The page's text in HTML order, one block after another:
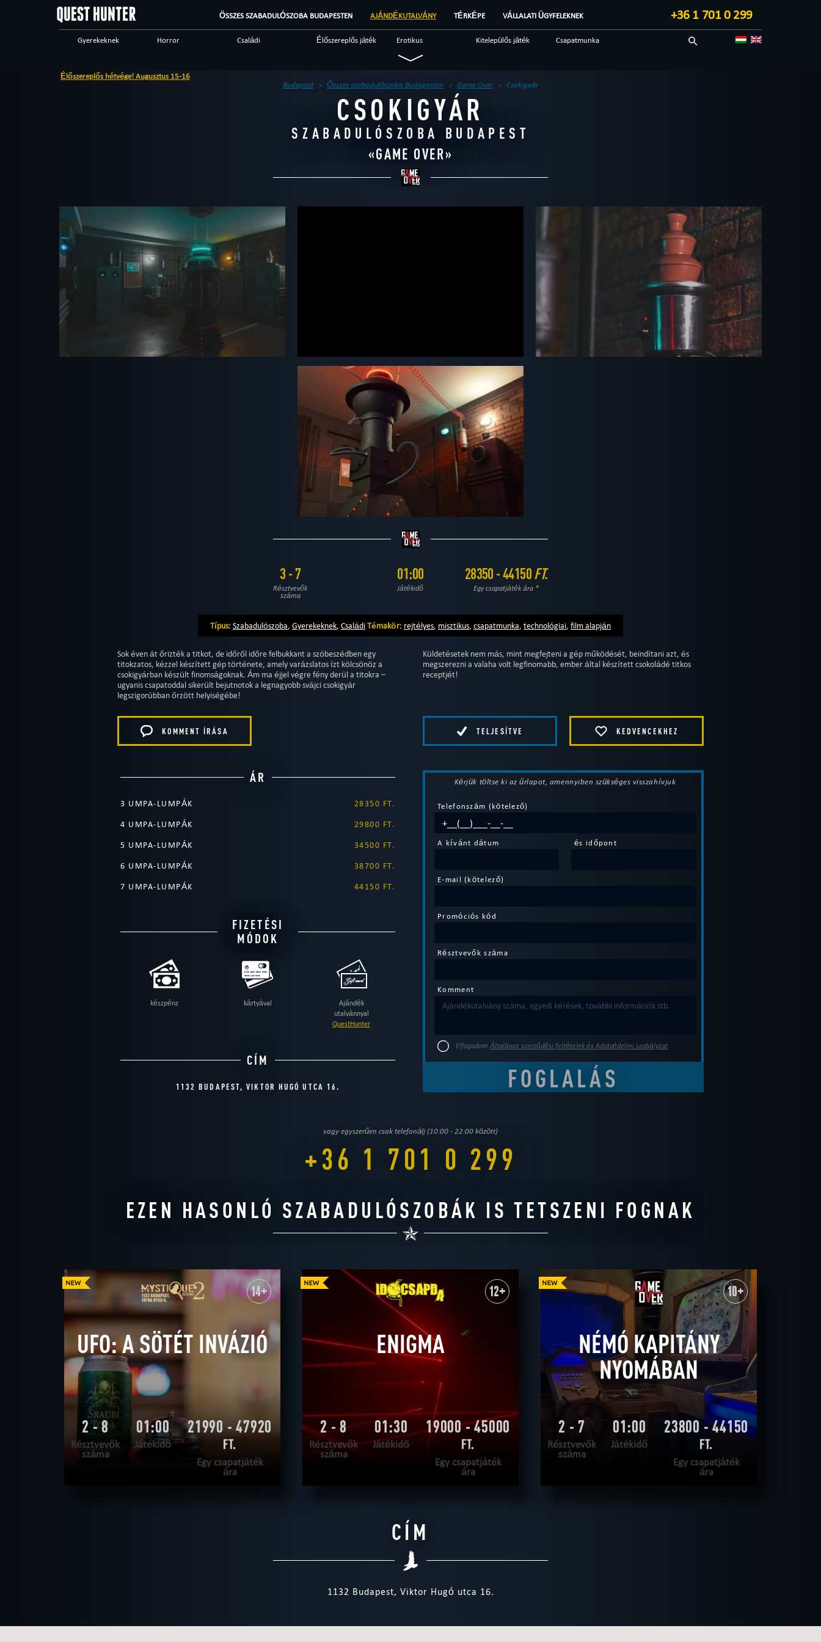
ÖSSZES SZABADULÓSZOBA BUDAPESTEN AJÁNDÉKUTALVÁNY TÉRKÉPE VÁLLALATI ÜGYFELEKNEK +36 1 701 0 299
Gyerekeknek Horror Családi Élőszereplős játék Erotikus Kitelepülős játék Csapatmunka
Misztikus
Vacsoraszínház Logikai Fantasy Szokatlan Tudományos
Szabadulószoba Brendek Beszámolók
Élőszereplős hétvége! Augusztus 15-16
Budapest Összes szabadulószoba Budapesten Game Over Csokigyár
CSOKIGYÁR
SZABADULÓSZOBA BUDAPEST
«GAME OVER»
3 - 7
Résztvevők
száma
01:00
Játékidő
28350 - 44150 FT.
Egy csapatjáték ára *
Típus: Szabadulószoba, Gyerekeknek, CsaládiTémakör: rejtélyes, misztikus, csapatmunka, technológiai, film alapján
Sok éven át őrizték a titkot, de időről időre felbukkant a szóbeszédben egy
titokzatos, kézzel készített gép története, amely varázslatos ízt kölcsönöz a
csokigyárban készült finomságoknak. Ám ma éjjel végre fény derül a titokra –
ugyanis csapatoddal sikerült bejutnotok a legnagyobb svájci csokigyár
legszigorúbban őrzött helyiségébe!
Küldetésetek nem más, mint megfejteni a gép működését, beindítani azt, és
megszerezni a valaha volt legfinomabb, ember által készített csokoládé titkos
receptjét!
KOMMENT ÍRÁSA TELJESÍTVE KEDVENCEKHEZ
ÁR
3 UMPA-LUMPÁK
28350 FT.
4 UMPA-LUMPÁK
29800 FT.
5 UMPA-LUMPÁK
34500 FT.
6 UMPA-LUMPÁK
38700 FT.
7 UMPA-LUMPÁK
44150 FT.
FIZETÉSI
MÓDOK
készpénz kártyával
Ajándék
utalvánnyal
QuestHunter
CÍM
1132 BUDAPEST, VIKTOR HUGÓ UTCA 16.
Kérjük töltse ki az űrlapot, amennyiben szükséges visszahívjuk
Telefonszám (kötelező)
A kívánt dátum és időpont
E-mail (kötelező)
Promóciós kód
Résztvevők száma
Komment
Elfogadom Általános szerződési feltételek és Adatvédelmi szabályzat
vagy egyszerűen csak telefonálj (10:00 - 22:00 között)
+36 1 701 0 299
EZEN HASONLÓ SZABADULÓSZOBÁK IS TETSZENI FOGNAK
14+
UFO: A SÖTÉT INVÁZIÓ
2 - 8
Résztvevők
száma
01:00
Játékidő
21990 - 47920
FT.
Egy csapatjáték
ára
12+
ENIGMA
2 - 8
Résztvevők
száma
01:30
Játékidő
19000 - 45000
FT.
Egy csapatjáték
ára
SZABADULNI AKAROK
10+
NÉMÓ KAPITÁNY
NYOMÁBAN
2 - 7
Résztvevők
száma
01:00
Játékidő
23800 - 44150
FT.
Egy csapatjáték
ára
CÍM
1132 Budapest, Viktor Hugó utca 16.